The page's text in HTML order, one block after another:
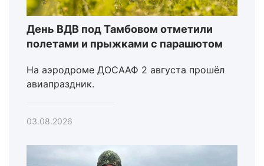
День ВДВ под Тамбовом отметили
полетами и прыжками с парашютом
На аэродроме ДОСААФ 2 августа прошёл
авиапраздник.
03.08.2026